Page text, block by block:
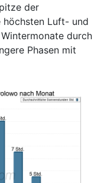
der
höchsten Luft- und
durch
Phasen mit